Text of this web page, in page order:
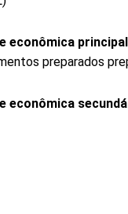
econômica principal
preparados
econômica